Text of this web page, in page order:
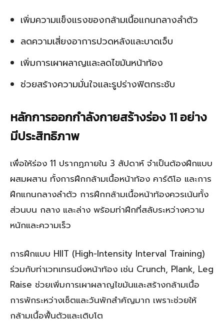
เพิ่มความแข็งแรงของกล้ามเนื้อแกนกลางลำตัว
ลดความเสี่ยงอาการปวดหลังและบาดเจ็บ
เพิ่มการเผาผลาญและลดไขมันหน้าท้อง
ช่วยสร้างความมั่นใจและรูปร่างฟิตกระชับ
หลักการออกกำลังกายสร้างร่อง 11 อย่าง
มีประสิทธิภาพ
เพื่อให้ร่อง 11 ปรากฏภายใน 3 สัปดาห์ จำเป็นต้องฝึกแบบ
ผสมผสาน ทั้งการฝึกกล้ามเนื้อหน้าท้อง คาร์ดิโอ และการ
ฝึกแกนกลางลำตัว การฝึกกล้ามเนื้อหน้าท้องควรเน้นทั้ง
ส่วนบน กลาง และล่าง พร้อมท่าฝึกที่สลับระหว่างความ
หนักและความเร็ว
การฝึกแบบ HIIT (High-Intensity Interval Training)
ร่วมกับท่าเวทเทรนนิ่งหน้าท้อง เช่น Crunch, Plank, Leg
Raise ช่วยเพิ่มการเผาผลาญไขมันและสร้างกล้ามเนื้อ
การพักระหว่างเซ็ตและวันพักสำคัญมาก เพราะช่วยให้
กล้ามเนื้อฟื้นตัวและเติบโต